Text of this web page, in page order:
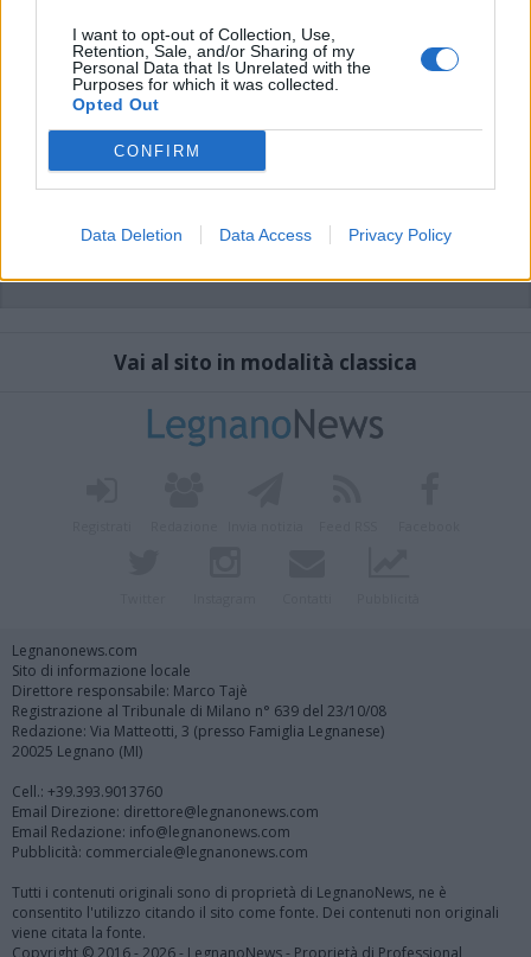
I want to opt-out of Collection, Use,
Retention, Sale, and/or Sharing of my
Personal Data that Is Unrelated with the
Purposes for which it was collected.
Opted Out
CONFIRM
Data Deletion Data Access Privacy Policy
Vai al sito in modalità classica
Legnanonews.com
Sito di informazione locale
Direttore responsabile: Marco Tajè
Registrazione al Tribunale di Milano n° 639 del 23/10/08
Redazione: Via Matteotti, 3 (presso Famiglia Legnanese)
20025 Legnano (MI)
Cell.: +39.393.9013760
Email Direzione: direttore@legnanonews.com
Email Redazione: info@legnanonews.com
Pubblicità: commerciale@legnanonews.com
Tutti i contenuti originali sono di proprietà di LegnanoNews, ne è
consentito l'utilizzo citando il sito come fonte. Dei contenuti non originali
viene citata la fonte.
Copyright © 2016 - 2026 - LegnanoNews - Proprietà di Professional